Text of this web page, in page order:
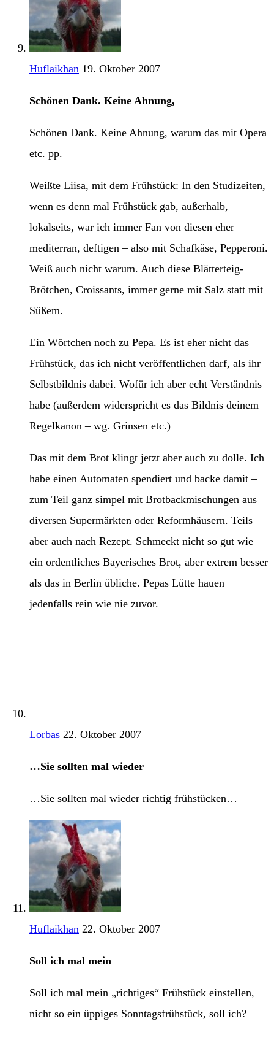
Huflaikhan 19. Oktober 2007
Schönen Dank. Keine Ahnung,
Schönen Dank. Keine Ahnung, warum das mit Opera
etc. pp.
Weißte Liisa, mit dem Frühstück: In den Studizeiten,
wenn es denn mal Frühstück gab, außerhalb,
lokalseits, war ich immer Fan von diesen eher
mediterran, deftigen – also mit Schafkäse, Pepperoni.
Weiß auch nicht warum. Auch diese Blätterteig-
Brötchen, Croissants, immer gerne mit Salz statt mit
Süßem.
Ein Wörtchen noch zu Pepa. Es ist eher nicht das
Frühstück, das ich nicht veröffentlichen darf, als ihr
Selbstbildnis dabei. Wofür ich aber echt Verständnis
habe (außerdem widerspricht es das Bildnis deinem
Regelkanon – wg. Grinsen etc.)
Das mit dem Brot klingt jetzt aber auch zu dolle. Ich
habe einen Automaten spendiert und backe damit –
zum Teil ganz simpel mit Brotbackmischungen aus
diversen Supermärkten oder Reformhäusern. Teils
aber auch nach Rezept. Schmeckt nicht so gut wie
ein ordentliches Bayerisches Brot, aber extrem besser
als das in Berlin übliche. Pepas Lütte hauen
jedenfalls rein wie nie zuvor.
Lorbas 22. Oktober 2007
…Sie sollten mal wieder
…Sie sollten mal wieder richtig frühstücken…
Huflaikhan 22. Oktober 2007
Soll ich mal mein
Soll ich mal mein „richtiges“ Frühstück einstellen,
nicht so ein üppiges Sonntagsfrühstück, soll ich?